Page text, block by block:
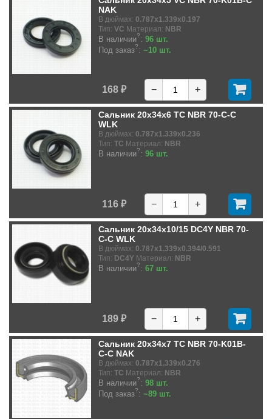
NAK
В дюймах: 0.787x1.339x0.197
Тип: VC Материал: NBR
В наличии?: 96 шт.
Под заказ?: ~10 шт.
168 ₽ − +
Сальник 20x34x6 TC NBR 70-C-C
WLK
В дюймах: 0.787x1.339x0.236
Тип: TC Материал: NBR
В наличии?: 96 шт.
116 ₽ − +
Сальник 20x34x10/15 DC4Y NBR 70-
C-C WLK
В дюймах: 0.787x1.339x0.394/0.591
Тип: DC4Y Материал: NBR
В наличии?: 67 шт.
189 ₽ − +
Сальник 20x34x7 TC NBR 70-K01B-
C-C NAK
В дюймах: 0.787x1.339x0.276
Тип: TC Материал: NBR
В наличии?: 98 шт.
Под заказ?: ~89 шт.